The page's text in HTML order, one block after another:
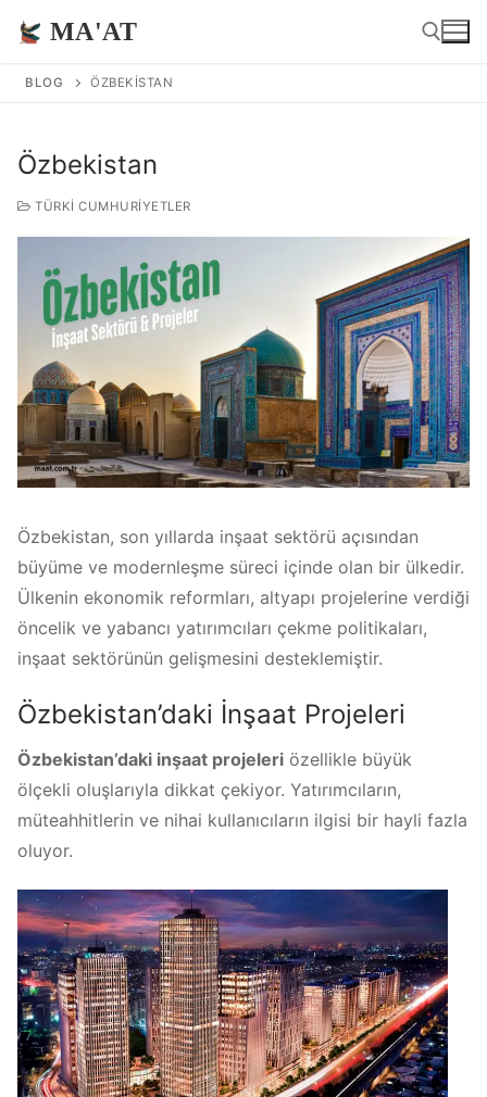
atla
MA'AT
BLOG ÖZBEKISTAN
Özbekistan
TÜRKI CUMHURIYETLER
Özbekistan, son yıllarda inşaat sektörü açısından
büyüme ve modernleşme süreci içinde olan bir ülkedir.
Ülkenin ekonomik reformları, altyapı projelerine verdiği
öncelik ve yabancı yatırımcıları çekme politikaları,
inşaat sektörünün gelişmesini desteklemiştir.
Özbekistan’daki İnşaat Projeleri
Özbekistan’daki inşaat projeleri özellikle büyük
ölçekli oluşlarıyla dikkat çekiyor. Yatırımcıların,
müteahhitlerin ve nihai kullanıcıların ilgisi bir hayli fazla
oluyor.